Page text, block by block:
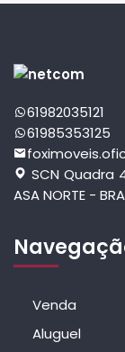
61982035121
61985353125
SCN Quadra
ASA NORTE -
Venda
Aluguel